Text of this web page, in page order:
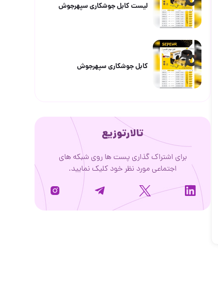
لیست کابل جوشکاری سپهرجوش
کابل جوشکاری سپهرجوش
تالارتوزیع
برای اشتراک گذاری پست ها روی شبکه های
اجتماعی مورد نظر خود کلیک نمایید.